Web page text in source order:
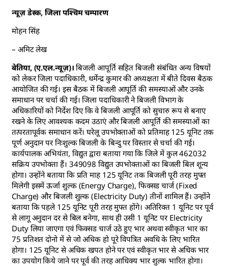
न्यूज़ डेस्क, जिला पश्चिम चम्पारण
मोहन सिंह
– अमिट लेख
बेतिया, (ए.एल.न्यूज़)। बिजली आपूर्ति सहित बिजली संबंधित अन्य विषयों
को लेकर जिला पदाधिकारी, धर्मेन्द्र कुमार की अध्यक्षता में बीते दिवस बैठक
आयोजित की गई। इस बैठक में बिजली आपूर्ति की समस्याओं और उनके
समाधान पर चर्चा की गई। जिला पदाधिकारी ने बिजली विभाग के
अधिकारियों को निर्देश दिए कि वे बिजली आपूर्ति को सुचारु रूप से बनाए
रखने के लिए आवश्यक कदम उठाएं और बिजली आपूर्ति की समस्याओं का
तत्परतापूर्वक समाधान करें। घरेलू उपभोक्ताओं को प्रतिमाह 125 यूनिट तक
पूर्ण अनुदान पर निःशुल्क बिजली के बिन्दु पर विस्तार से चर्चा की गई।
कार्यपालक अभियंता, विद्युत द्वारा बताया गया कि जिले में कुल 462032
सक्रिय उपभोक्ता हैं। 349098 विद्युत उपभोक्ताओं का बिजली बिल शून्य
होगा। उन्होंने बताया कि प्रति माह 125 यूनिट तक बिजली पूरी तरह मुफ्त
मिलेगी इसमें ऊर्जा शुल्क (Energy Charge), फिक्सड चार्ज (Fixed
Charge) और बिजली शुल्क (Electricity Duty) तीनों शामिल हैं। उन्होंने
बताया कि पहले 125 यूनिट पूरी तरह मुफ्त होंगे। अतिरिक्त 1 यूनिट पर पूर्व
से लागू अनुदान दर से बिल बनेगा, साथ ही उसी 1 यूनिट पर Electricity
Duty लिया जाएगा एवं फिक्सड चार्ज उठे हुए भार अथवा स्वीकृत भार का
75 प्रतिशत दोनो में से जो अधिक हो पूरे विपत्रित अवधि के लिए भारित
होगा। 125 यूनिट से अधिक खपत होने पर एवं स्वीकृत भार से अधिक भार
का उपयोग किये जाने पर पूर्व की तरह आधिक्य भार शुल्क भारित होगा।